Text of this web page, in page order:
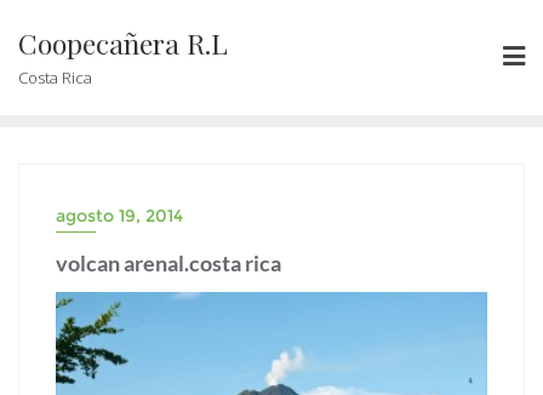
Coopecañera R.L
Costa Rica
agosto 19, 2014
volcan arenal.costa rica